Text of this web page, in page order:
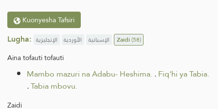
Kuonyesha Tafsiri
Lugha: الإنجليزية الأوردية الإسبانية Zaidi(58)
Aina tofauti tofauti
Mambo mazuri na Adabu- Heshima. .Fiq'hi ya Tabia.
.Tabia mbovu.
Zaidi